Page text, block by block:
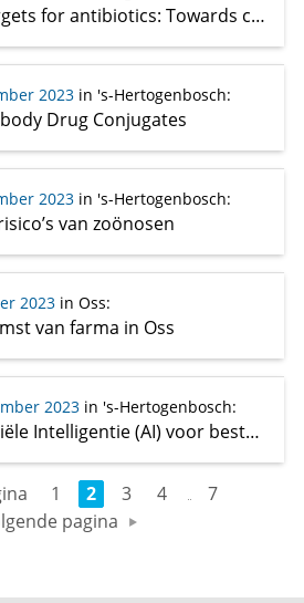
New druggable targets for antibiotics: Towards covalent inhibitors addressing diverse amino Acids
2023in 's-Hertogenbosch:
Drug Conjugates
2023in 's-Hertogenbosch:
van zoönosen
2023in Oss:
van farma in Oss
2023in 's-Hertogenbosch:
Gebruik van Artificiële Intelligentie (AI) voor bestuderen van eiwit-vouwing
1 2 3 4
7
pagina